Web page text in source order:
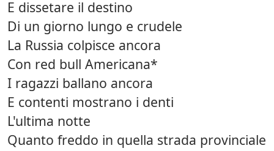
E dissetare il destino
Di un giorno lungo e crudele
La Russia colpisce ancora
Con red bull Americana*
I ragazzi ballano ancora
E contenti mostrano i denti
L'ultima notte
Quanto freddo in quella strada provinciale